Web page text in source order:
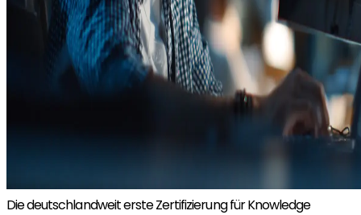
Die deutschlandweit erste Zertifizierung für Knowledge